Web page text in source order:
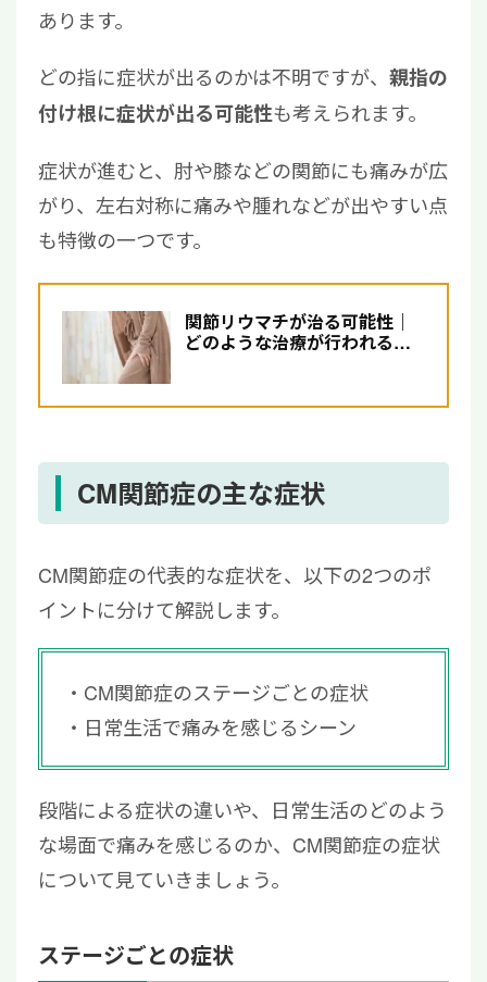
あります。
どの指に症状が出るのかは不明ですが、 親指の
付け根に症状が出る可能性も考えられます。
症状が進むと、肘や膝などの関節にも痛みが広
がり、左右対称に痛みや腫れなどが出やすい点
も特徴の一つです。
関節リウマチが治る可能性｜
どのような治療が行われる？
CM関節症の主な症状
CM関節症の代表的な症状を、以下の2つのポ
イントに分けて解説します。
CM関節症のステージごとの症状
日常生活で痛みを感じるシーン
段階による症状の違いや、日常生活のどのよう
な場面で痛みを感じるのか、CM関節症の症状
について見ていきましょう。
ステージごとの症状